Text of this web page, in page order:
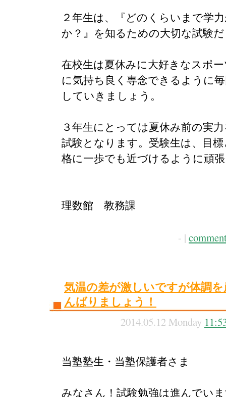
２年生は、『どのくらいまで学
か？』を知るための大切な試験
在校生は夏休みに大好きなスポ
に気持ち良く専念できるように
していきましょう。
３年生にとっては夏休み前の実
試験となります。受験生は、目
格に一歩でも近づけるように頑
理数館 教務課
- |
気温の差が激しいですが体調
んばりましょう！
2014.05.12 Monday
当塾塾生・当塾保護者さま
みなさん！試験勉強は進んでい